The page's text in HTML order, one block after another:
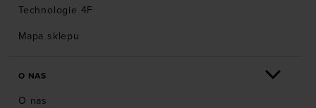
Technologie 4F
Mapa sklepu
O NAS
O nas